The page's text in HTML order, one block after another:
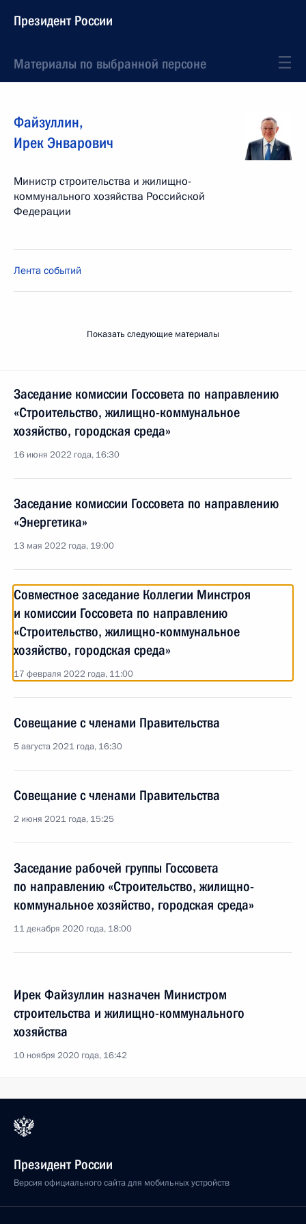
Президент России
Материалы по выбранной персоне
Файзуллин,
Ирек Энварович
Министр строительства и жилищно-
коммунального хозяйства Российской
Федерации
Лента событий
Показать следующие материалы
Заседание комиссии Госсовета по направлению
«Строительство, жилищно-коммунальное
хозяйство, городская среда»
16 июня 2022 года, 16:30
Заседание комиссии Госсовета по направлению
«Энергетика»
13 мая 2022 года, 19:00
Совместное заседание Коллегии Минстроя
и комиссии Госсовета по направлению
«Строительство, жилищно-коммунальное
хозяйство, городская среда»
17 февраля 2022 года, 11:00
Совещание с членами Правительства
5 августа 2021 года, 16:30
Совещание с членами Правительства
2 июня 2021 года, 15:25
Заседание рабочей группы Госсовета
по направлению «Строительство, жилищно-
коммунальное хозяйство, городская среда»
11 декабря 2020 года, 18:00
Ирек Файзуллин назначен Министром
строительства и жилищно-коммунального
хозяйства
10 ноября 2020 года, 16:42
Президент России
Версия официального сайта для мобильных устройств